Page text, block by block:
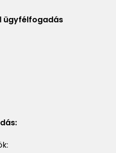
ügyfélfogadás